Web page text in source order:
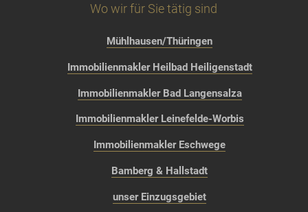
Wo wir für Sie tätig sind
Mühlhausen/Thüringen
Immobilienmakler Heilbad Heiligenstadt
Immobilienmakler Bad Langensalza
Immobilienmakler Leinefelde-Worbis
Immobilienmakler Eschwege
Bamberg & Hallstadt
unser Einzugsgebiet